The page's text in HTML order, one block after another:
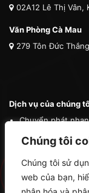
Chúng tôi
Chúng tôi sử
web của bạn,
02A12 Lê Thị Vân,
Văn Phòng Cà Mau
279 Tôn Đức
Dịch vụ của chúng
Chuyển phát
Chuyển phát
Vận chuyển thú
Mua hộ hàng